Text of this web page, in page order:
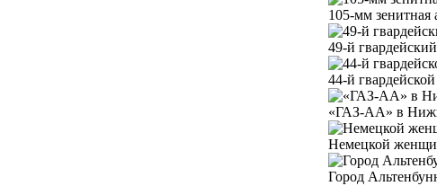
105-мм зенитная
49-й
44-й
«ГАЗ-АА» в
Немецкой
Город